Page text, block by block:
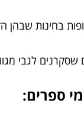
בחינות שבהן
שסקרנים לגבי
ספרים: